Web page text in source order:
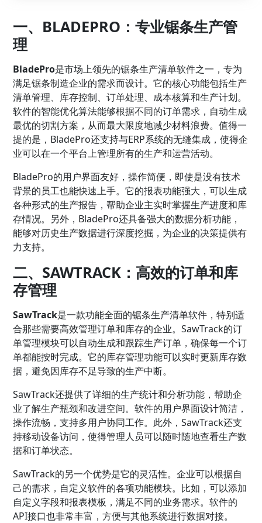
一、BLADEPRO：专业锯条生产管
理
BladePro是市场上领先的锯条生产清单软件之一，专为
满足锯条制造企业的需求而设计。它的核心功能包括生产
清单管理、库存控制、订单处理、成本核算和生产计划。
软件的智能优化算法能够根据不同的订单需求，自动生成
最优的切割方案，从而最大限度地减少材料浪费。值得一
提的是，BladePro还支持与ERP系统的无缝集成，使得企
业可以在一个平台上管理所有的生产和运营活动。
BladePro的用户界面友好，操作简便，即使是没有技术
背景的员工也能快速上手。它的报表功能强大，可以生成
各种形式的生产报告，帮助企业主实时掌握生产进度和库
存情况。另外，BladePro还具备强大的数据分析功能，
能够对历史生产数据进行深度挖掘，为企业的决策提供有
力支持。
二、SAWTRACK：高效的订单和库
存管理
SawTrack是一款功能全面的锯条生产清单软件，特别适
合那些需要高效管理订单和库存的企业。SawTrack的订
单管理模块可以自动生成和跟踪生产订单，确保每一个订
单都能按时完成。它的库存管理功能可以实时更新库存数
据，避免因库存不足导致的生产中断。
SawTrack还提供了详细的生产统计和分析功能，帮助企
业了解生产瓶颈和改进空间。软件的用户界面设计简洁，
操作流畅，支持多用户协同工作。此外，SawTrack还支
持移动设备访问，使得管理人员可以随时随地查看生产数
据和订单状态。
SawTrack的另一个优势是它的灵活性。企业可以根据自
己的需求，自定义软件的各项功能模块。比如，可以添加
自定义字段和报表模板，满足不同的业务需求。软件的
API接口也非常丰富，方便与其他系统进行数据对接。